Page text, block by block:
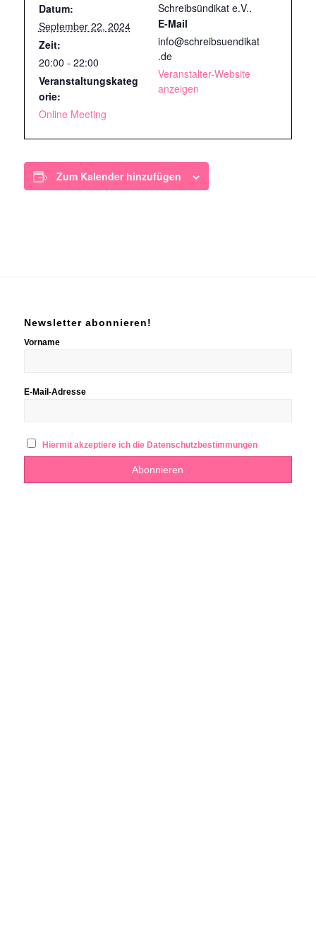
Datum:
September 22, 2024
Zeit:
20:00 - 22:00
Veranstaltungskateg
orie:
Online Meeting
Schreibsündikat e.V..
E-Mail
info@schreibsuendikat
.de
Veranstalter-Website
anzeigen
Zum Kalender hinzufügen
Newsletter abonnieren!
Vorname
E-Mail-Adresse
Hiermit akzeptiere ich die Datenschutzbestimmungen